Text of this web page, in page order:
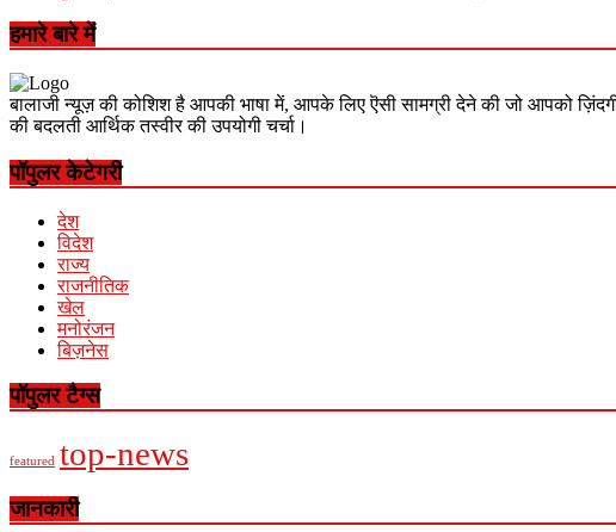
हमारे बारे में
बालाजी न्यूज़ की कोशिश है आपकी भाषा में, आपके लिए ऎसी सामग्री देने की जो आपको
की बदलती आर्थिक तस्वीर की उपयोगी चर्चा।
पॉपुलर केटेगरी
देश
विदेश
राज्य
राजनीतिक
खेल
मनोरंजन
बिज़नेस
पॉपुलर टैग्स
featured top-news
जानकारी